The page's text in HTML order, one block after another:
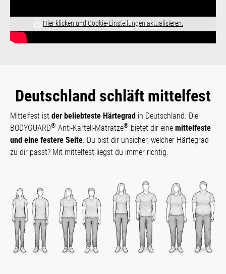
Hier klicken und Cookie-Einstellungen aktualisieren.
Deutschland schläft mittelfest
Mittelfest ist der beliebteste Härtegrad in Deutschland. Die
BODYGUARD® Anti-Kartell-Matratze® bietet dir eine mittelfeste
und eine festere Seite. Du bist dir unsicher, welcher Härtegrad
zu dir passt? Mit mittelfest liegst du immer richtig.